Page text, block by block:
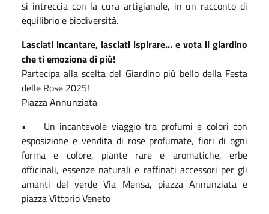
si intreccia con la cura artigianale, in un racconto di
equilibrio e biodiversità.
Lasciati incantare, lasciati ispirare… e vota il giardino
che ti emoziona di più!
Partecipa alla scelta del Giardino più bello della Festa
delle Rose 2025!
Piazza Annunziata
• Un incantevole viaggio tra profumi e colori con
esposizione e vendita di rose profumate, fiori di ogni
forma e colore, piante rare e aromatiche, erbe
officinali, essenze naturali e raffinati accessori per gli
amanti del verde Via Mensa, piazza Annunziata e
piazza Vittorio Veneto